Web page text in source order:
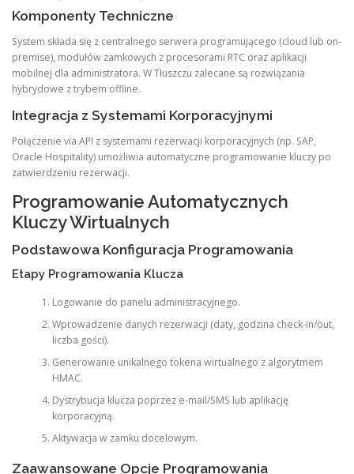
Komponenty Techniczne
System składa się z centralnego serwera programującego (cloud lub on-
premise), modułów zamkowych z procesorami RTC oraz aplikacji
mobilnej dla administratora. W Tłuszczu zalecane są rozwiązania
hybrydowe z trybem offline.
Integracja z Systemami Korporacyjnymi
Połączenie via API z systemami rezerwacji korporacyjnych (np. SAP,
Oracle Hospitality) umożliwia automatyczne programowanie kluczy po
zatwierdzeniu rezerwacji.
Programowanie Automatycznych
Kluczy Wirtualnych
Podstawowa Konfiguracja Programowania
Etapy Programowania Klucza
Logowanie do panelu administracyjnego.
Wprowadzenie danych rezerwacji (daty, godzina check-in/out,
liczba gości).
Generowanie unikalnego tokena wirtualnego z algorytmem
HMAC.
Dystrybucja klucza poprzez e-mail/SMS lub aplikację
korporacyjną.
Aktywacja w zamku docelowym.
Zaawansowane Opcje Programowania